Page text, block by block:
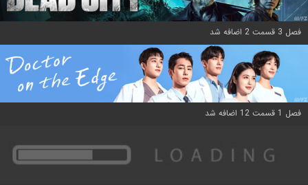
فصل 3 قسمت 2 اضافه شد
فصل 1 قسمت 12 اضافه شد